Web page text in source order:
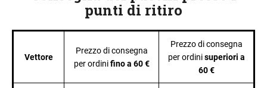
punti di ritiro
Vettore
Prezzo di consegna
per ordinifino a 60 €
Prezzo di consegna
per ordinisuperiori a
60 €